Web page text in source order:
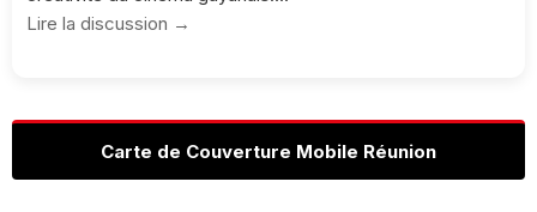
Lire la discussion →
Carte de Couverture Mobile Réunion